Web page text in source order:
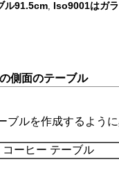
ル91.5cm, Iso9001はガ
側面のテーブル
ルを作成するよう
ーヒー テーブル